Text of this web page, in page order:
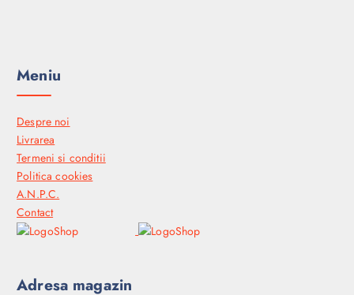
Meniu
Despre noi
Livrarea
Termeni si conditii
Politica cookies
A.N.P.C.
Contact
Adresa magazin